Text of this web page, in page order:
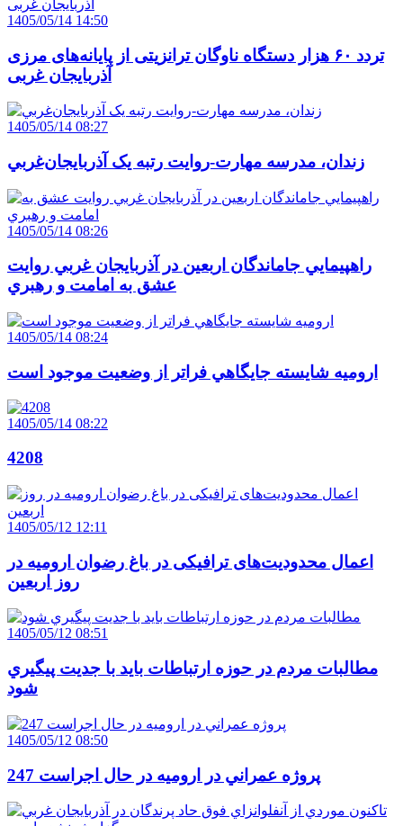
1405/05/14 14:50
تردد ۶۰ هزار دستگاه ناوگان ترانزیتی از پایانه‌های مرزی
آذربایجان ‌غربی
1405/05/14 08:27
زندان، مدرسه مهارت-روايت رتبه يک آذربايجان‌غربي
1405/05/14 08:26
راهپيمايي جاماندگان اربعين در آذربايجان غربي روايت
عشق به امامت و رهبري
1405/05/14 08:24
اروميه شايسته جايگاهي فراتر از وضعيت موجود است
1405/05/14 08:22
4208
1405/05/12 12:11
اعمال محدودیت‌های ترافیکی در باغ رضوان ارومیه در
روز اربعین
1405/05/12 08:51
مطالبات مردم در حوزه ارتباطات بايد با جديت پيگيري
شود
1405/05/12 08:50
247 پروژه عمراني در اروميه در حال اجراست